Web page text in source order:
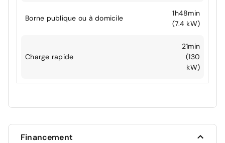
Borne publique ou à domicile
1h48min
(7.4 kW)
Charge rapide
21min
(130
kW)
Financement